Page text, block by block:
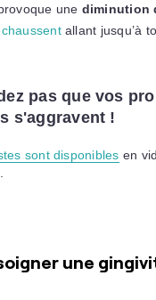
une diminution
allant jusqu’à
pas que vos
s'aggravent !
sont disponibles en
une